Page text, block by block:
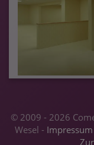
© 2009 - 2026
Wesel - Impressum